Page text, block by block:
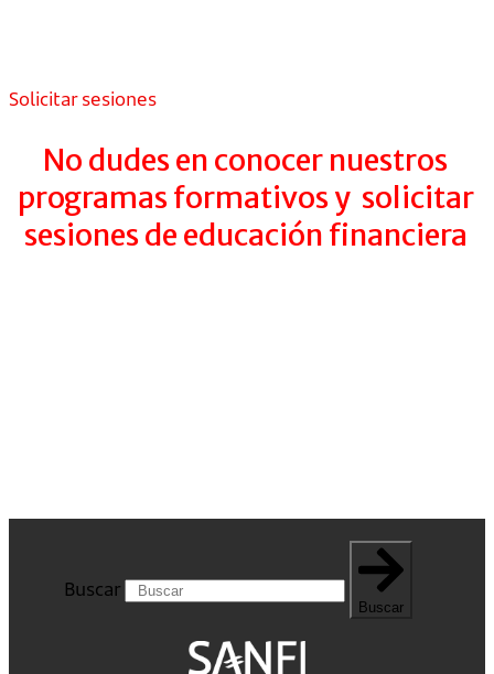
Solicitar sesiones
No dudes en conocer nuestros
programas formativosy solicitar
sesiones de educación financiera
Buscar
Buscar